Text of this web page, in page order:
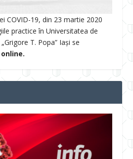
COVID-19, din 23 martie 2020
practice în Universitatea de
T. Popa” Iași se